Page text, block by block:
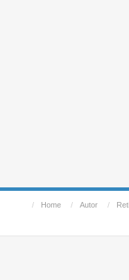
/ Home / Autor /